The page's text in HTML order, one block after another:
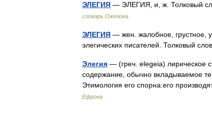
ЭЛЕГИЯ — ЭЛЕГИЯ, и, ж. Толковый
словарь Ожегова
ЭЛЕГИЯ — жен. жалобное, грустное,
элегических писателей. Толковый
Элегия — (греч. elegeia) лирическое
содержание, обычно вкладываемое
Этимология его спорна:его
Ефрона